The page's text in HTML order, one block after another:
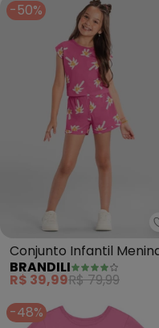
-50%
Conjunto Infantil
de Coqueiros (Rosa)
BRANDILI
R$ 39,99R$ 79,99
-48%